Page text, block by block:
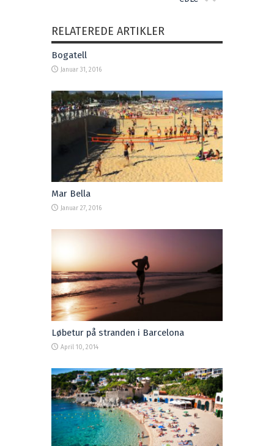
RELATEREDE ARTIKLER
Bogatell
Januar 31, 2016
Mar Bella
Januar 27, 2016
Løbetur på stranden i Barcelona
April 10, 2014